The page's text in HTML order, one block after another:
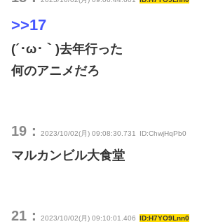
>>17
(´･ω･｀)去年行った
何のアニメだろ
19： 2023/10/02(月) 09:08:30.731 ID:ChwjHqPb0
マルカンビル大食堂
21： 2023/10/02(月) 09:10:01.406 ID:H7YO9Lnn0